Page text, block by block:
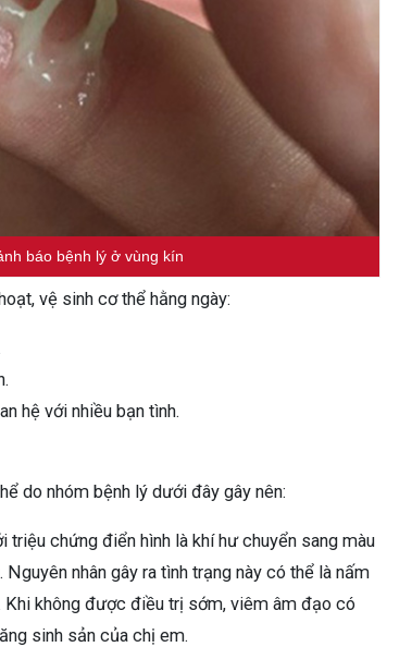
báo bệnh lý ở vùng kín
vệ sinh cơ thể hằng ngày:
hệ với nhiều bạn tình.
do nhóm bệnh lý dưới đây gây nên:
triệu chứng điển hình là khí hư chuyển sang màu
nhân gây ra tình trạng này có thể là nấm
Khi không được điều trị sớm, viêm âm đạo có
sinh sản của chị em.